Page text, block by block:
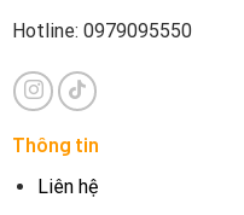
Hotline: 0979095550
Thông tin
Liên hệ